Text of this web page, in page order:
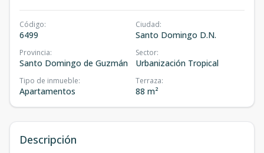
Código:
6499
Ciudad:
Santo Domingo D.N.
Provincia:
Santo Domingo de Guzmán
Sector:
Urbanización Tropical
Tipo de inmueble:
Apartamentos
Terraza:
88 m²
Descripción